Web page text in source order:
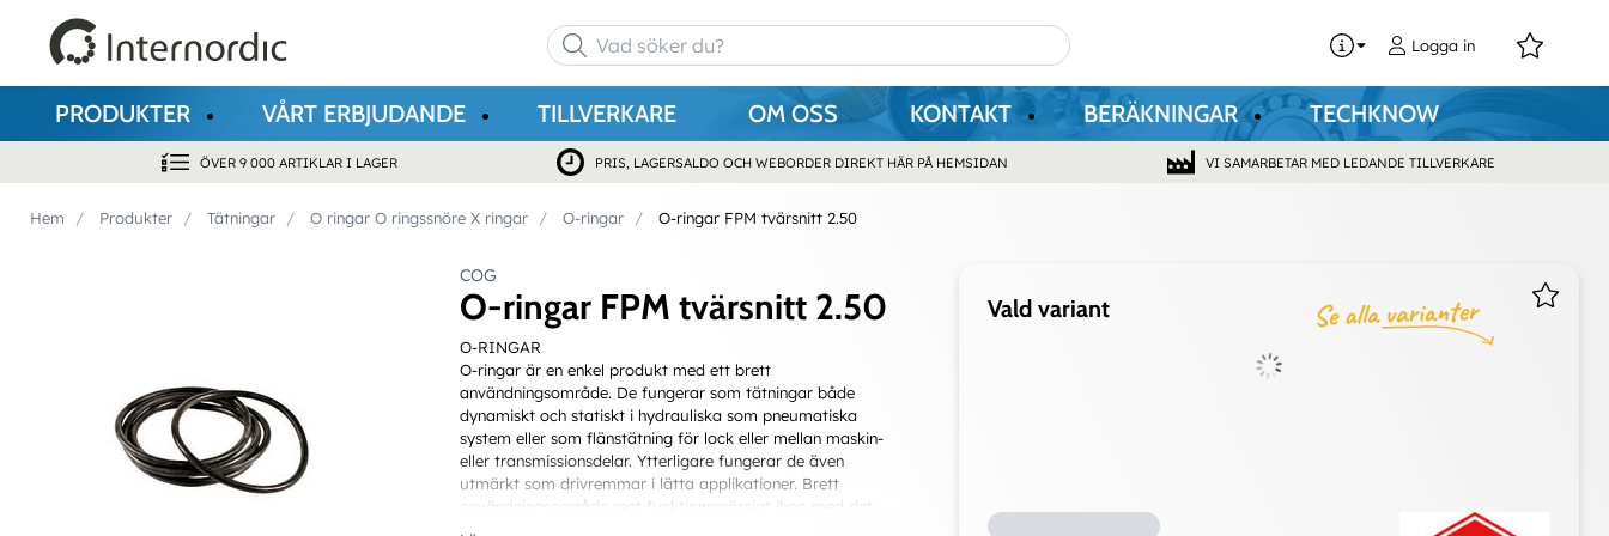
Logga in
PRODUKTER VÅRT ERBJUDANDE TILLVERKARE OM OSS KONTAKT BERÄKNINGAR TECHKNOW
ÖVER 9 000 ARTIKLAR I LAGER PRIS, LAGERSALDO OCH WEBORDER DIREKT HÄR PÅ HEMSIDAN VI SAMARBETAR MED LEDANDE TILLVERKARE
Hem Produkter Tätningar O ringar O ringssnöre X ringar O-ringar O-ringar FPM tvärsnitt 2.50
COG
O-ringar FPM tvärsnitt 2.50
O-RINGAR
O-ringar är en enkel produkt med ett brett
användningsområde. De fungerar som tätningar både
dynamiskt och statiskt i hydrauliska som pneumatiska
system eller som flänstätning för lock eller mellan maskin-
eller transmissionsdelar. Ytterligare fungerar de även
utmärkt som drivremmar i lätta applikationer. Brett
användningsområde rent funktionsmässigt ihop med det
Vald variant